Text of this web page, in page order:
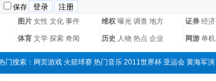
保存
图片 女性 文化 事件 维权 曝光 调查 地方 证券 经济
体育 文学 探索 奇闻 历史 人物 热点 企业 网游 单机
门搜索： 网页游戏 火箭球赛 热门音乐 2011世界杯 亚运会 黄海军演